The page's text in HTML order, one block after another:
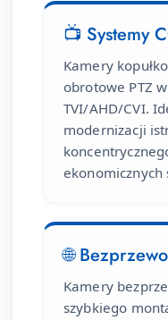
📺 Systemy
Kamery
obrotowe PTZ
TVI/AHD/CVI.
modernizacji
ekonomicznych
🌐
Kamery
szybkiego